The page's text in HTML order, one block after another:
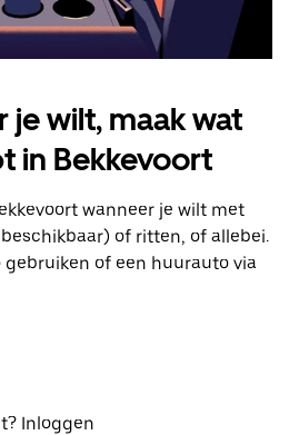
je wilt, maak wat
in Bekkevoort
wanneer je wilt met
of ritten, of allebei.
of een huurauto via
Inloggen